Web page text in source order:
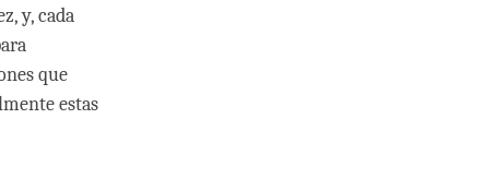
y, cada
que
estas